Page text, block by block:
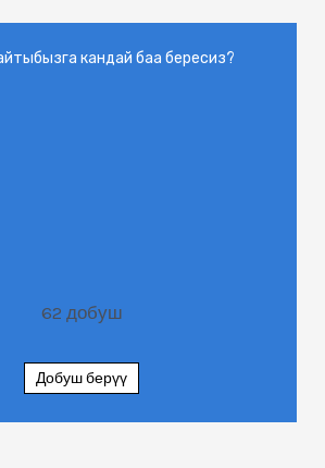
кандай баа бересиз?
62 добуш
Добуш берүү